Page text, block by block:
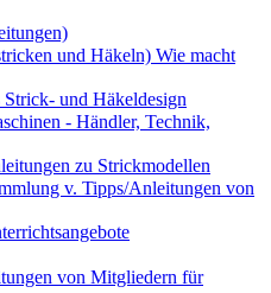
und Häkeln) Wie macht
und Häkeldesign
- Händler, Technik,
zu Strickmodellen
v. Tipps/Anleitungen von
von Mitgliedern für